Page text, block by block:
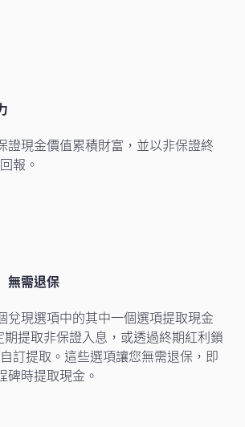
證現金價值累積財富，並以非保證終
報。
無需退保
兌現選項中的其中一個選項提取現金
期提取非保證入息，或透過終期紅利鎖
訂提取。這些選項讓您無需退保，即
碑時提取現金。